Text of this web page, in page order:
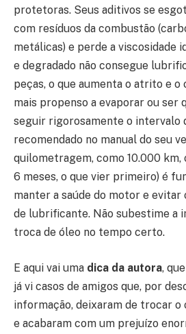
protetoras. Seus aditivos se
com resíduos da combustão
metálicas) e perde a viscosidade
e degradado não consegue
peças, o que aumenta o atrito e o
mais propenso a evaporar ou ser
seguir rigorosamente o intervalo
recomendado no manual do seu
quilometragem, como 10.000 km,
6 meses, o que vier primeiro) é
manter a saúde do motor e evitar
de lubrificante. Não subestime a
troca de óleo no tempo certo.
E aqui vai uma dica da autora,
já vi casos de amigos que, por
informação, deixaram de trocar
e acabaram com um prejuízo